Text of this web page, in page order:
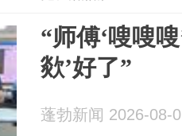
“师傅‘嗖嗖
欻’好了”
蓬勃新闻 2026-08-